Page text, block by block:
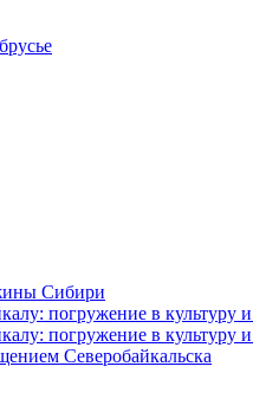
Сибири
погружение в культуру
погружение в культуру
Северобайкальска